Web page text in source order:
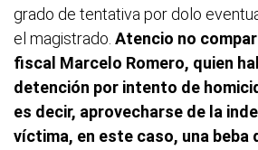
grado de tentativa por dolo
el magistrado. Atencio no
fiscal Marcelo Romero, quien
detención por intento de
es decir, aprovecharse de la
víctima, en este caso, una beba